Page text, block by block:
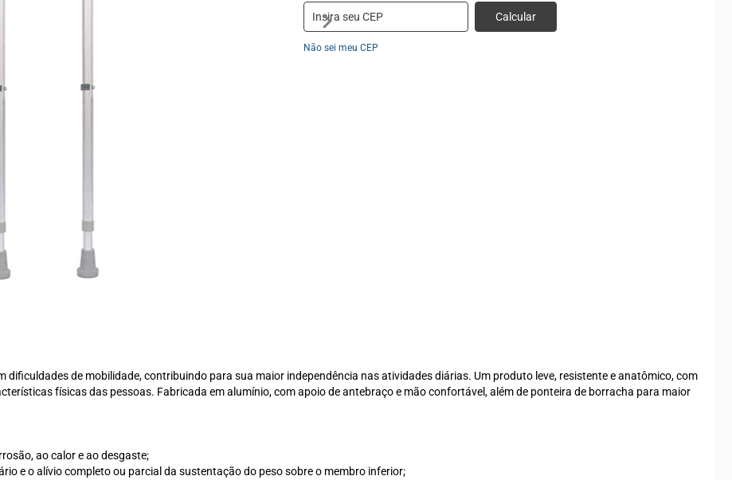
Calcular
Não sei meu CEP
dificuldades de mobilidade, contribuindo para sua maior independência nas atividades diárias. Um produto leve, resistente e anatômico, com
físicas das pessoas. Fabricada em alumínio, com apoio de antebraço e mão confortável, além de ponteira de borracha para maior
ao calor e ao desgaste;
e o alívio completo ou parcial da sustentação do peso sobre o membro inferior;